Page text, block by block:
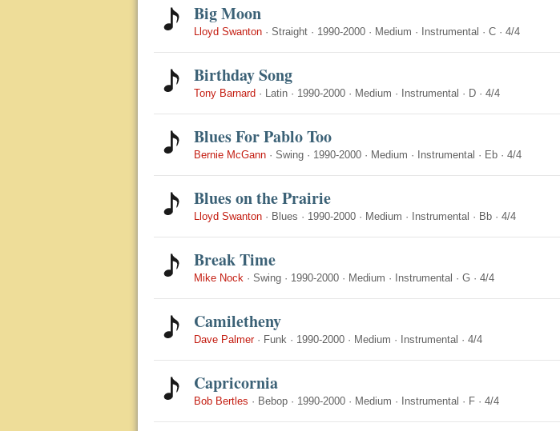
Big Moon
Lloyd Swanton · Straight · 1990-2000 · Medium · Instrumental · C · 4/4
Birthday Song
Tony Barnard · Latin · 1990-2000 · Medium · Instrumental · D · 4/4
Blues For Pablo Too
Bernie McGann · Swing · 1990-2000 · Medium · Instrumental · Eb · 4/4
Blues on the Prairie
Lloyd Swanton · Blues · 1990-2000 · Medium · Instrumental · Bb · 4/4
Break Time
Mike Nock · Swing · 1990-2000 · Medium · Instrumental · G · 4/4
Camiletheny
Dave Palmer· Funk · 1990-2000 · Medium · Instrumental · 4/4
Capricornia
Bob Bertles · Bebop · 1990-2000 · Medium · Instrumental · F · 4/4